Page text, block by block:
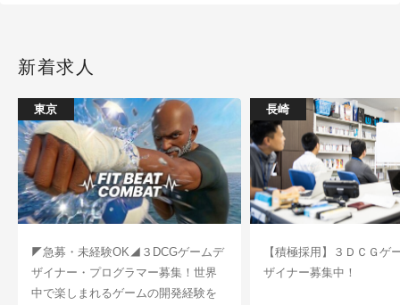
新着求人
東京
◤急募・未経験OK◢３DCGゲームデ
ザイナー・プログラマー募集！世界
中で楽しまれるゲームの開発経験を
長崎
【積極採用】３ＤＣＧゲ
ザイナー募集中！